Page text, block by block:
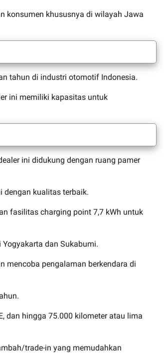
konsumen khususnya di wilayah Jawa
tahun di industri otomotif Indonesia.
ini memiliki kapasitas untuk
ini didukung dengan ruang pamer
dengan kualitas terbaik.
fasilitas charging point 7,7 kWh untuk
dan Sukabumi.
mencoba pengalaman berkendara di
dan hingga 75.000 kilometer atau lima
trade-in yang memudahkan